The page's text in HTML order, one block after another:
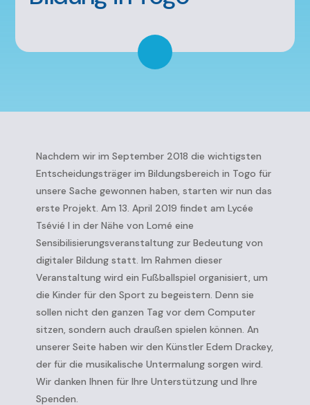
Nachdem wir im September 2018 die wichtigsten
Entscheidungsträger im Bildungsbereich in Togo für
unsere Sache gewonnen haben, starten wir nun das
erste Projekt. Am 13. April 2019 findet am Lycée
Tsévié I in der Nähe von Lomé eine
Sensibilisierungsveranstaltung zur Bedeutung von
digitaler Bildung statt. Im Rahmen dieser
Veranstaltung wird ein Fußballspiel organisiert, um
die Kinder für den Sport zu begeistern. Denn sie
sollen nicht den ganzen Tag vor dem Computer
sitzen, sondern auch draußen spielen können. An
unserer Seite haben wir den Künstler Edem Drackey,
der für die musikalische Untermalung sorgen wird.
Wir danken Ihnen für Ihre Unterstützung und Ihre
Spenden.